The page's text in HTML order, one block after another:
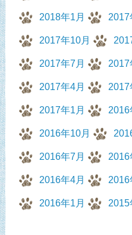
2018年1月 2017
2017年10月
2017年7月 2017
2017年4月 2017
2017年1月 2016
2016年10月
2016年7月 2016
2016年4月 2016
2016年1月 2015